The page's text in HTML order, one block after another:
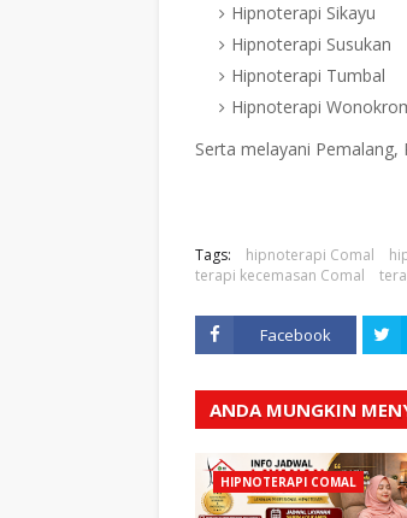
Hipnoterapi Sikayu
Hipnoterapi Susukan
Hipnoterapi Tumbal
Hipnoterapi
Serta melayani
Tags: hipnoterapi Comal
terapi kecemasan Comal
Facebook
ANDA MUNGKIN
HIPNOTERAPI COMAL